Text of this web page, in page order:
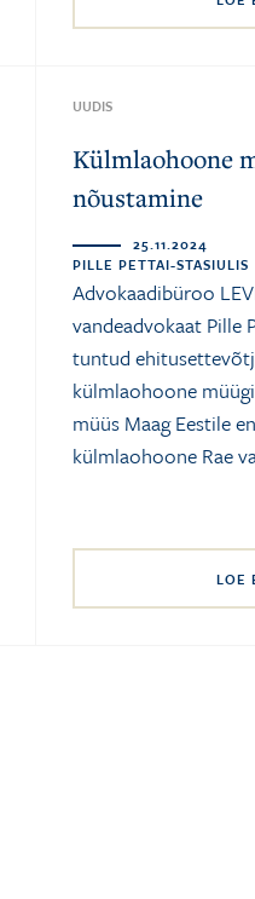
UUDIS
Külmlaohoone
nõustamine
25.11.2024
PILLE PETTAI-STASIULIS
Advokaadibüroo
vandeadvokaat Pille
tuntud
külmlaohoone
müüs Maag Eestile
külmlaohoone Rae
LOE